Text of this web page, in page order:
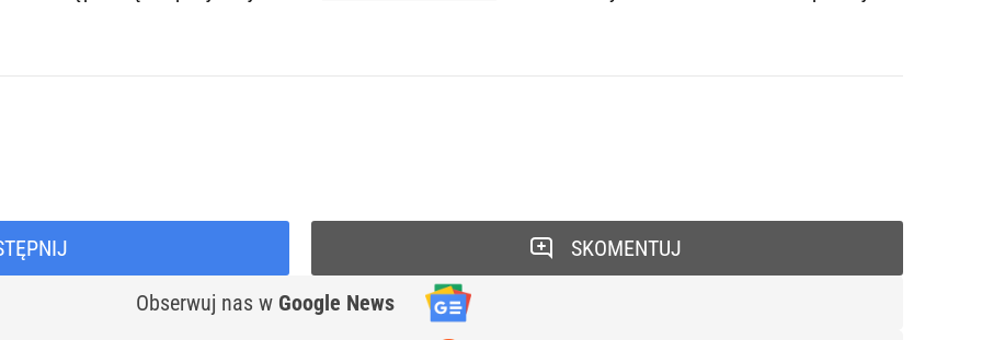
Obserwuj nas w Google News
SKOMENTUJ